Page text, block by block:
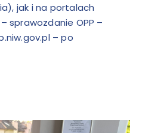
jak i na portalach
sprawozdanie OPP –
– po